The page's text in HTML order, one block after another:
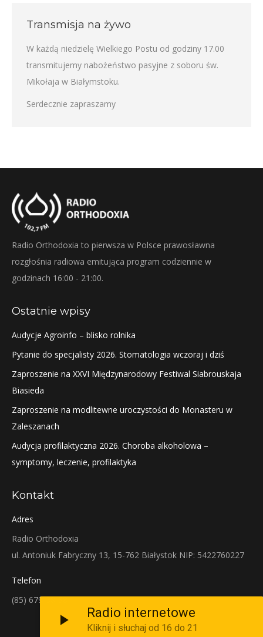
Transmisja na żywo
W każdą niedzielę Wielkiego Postu od godziny 17.00
transmitujemy nabożeństwo pasyjne z soboru św.
Mikołaja w Białymstoku.
Serdecznie zapraszamy
Radio Orthodoxia to pierwsza w Polsce prawosławna
rozgłośnia radiowa emitująca program codziennie w
godzinach 16:00 - 21:00.
Ostatnie wpisy
Audycje Agroinfo – blisko rolnika
Pytanie do specjalisty 2026. Stomatologia wczoraj i dziś
Zaproszenie na XXVI Międzynarodowy Festiwal Siabrouskaja
Biasieda
Zaproszenie na modlitewne uroczystości do Monasteru w
Zaleszanach
Audycja profilaktyczna 2026. Choroba alkoholowa –
symptomy, leczenie, profilaktyka
Kontakt
Adres
Radio Orthodoxia
ul. Antoniuk Fabryczny 13, 15-762 Białystok NIP: 5422760227
Telefon
(85) 679-38-38
Radio internetowe
Kliknij i słuchaj od 16 do 21